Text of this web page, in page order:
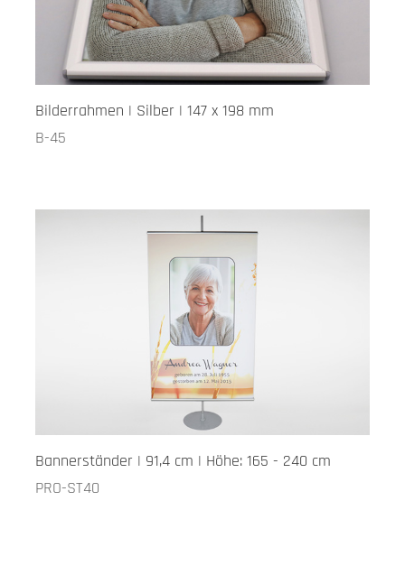
Bilderrahmen | Silber | 147 x 198 mm
B-45
Bannerständer | 91,4 cm | Höhe: 165 - 240 cm
PRO-ST40